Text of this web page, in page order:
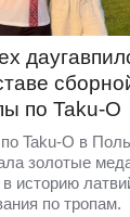
по Taku-O
Taku-O в
золотые
историю
по тропам.